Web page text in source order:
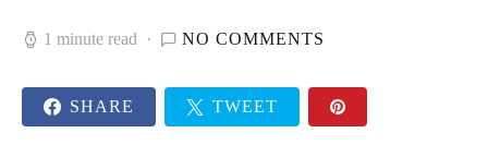
1 minute read NO COMMENTS
SHARE TWEET